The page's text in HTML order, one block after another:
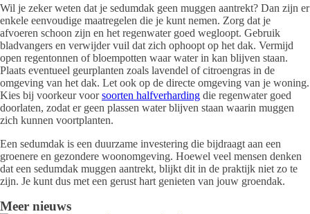
Wil je zeker weten dat je sedumdak geen muggen aantrekt? Dan zijn er
enkele eenvoudige maatregelen die je kunt nemen. Zorg dat je
afvoeren schoon zijn en het regenwater goed wegloopt. Gebruik
bladvangers en verwijder vuil dat zich ophoopt op het dak. Vermijd
open regentonnen of bloempotten waar water in kan blijven staan.
Plaats eventueel geurplanten zoals lavendel of citroengras in de
omgeving van het dak. Let ook op de directe omgeving van je woning.
Kies bij voorkeur voorsoorten halfverharding die regenwater goed
doorlaten, zodat er geen plassen water blijven staan waarin muggen
zich kunnen voortplanten.
Een sedumdak is een duurzame investering die bijdraagt aan een
groenere en gezondere woonomgeving. Hoewel veel mensen denken
dat een sedumdak muggen aantrekt, blijkt dit in de praktijk niet zo te
zijn. Je kunt dus met een gerust hart genieten van jouw groendak.
Meer nieuws